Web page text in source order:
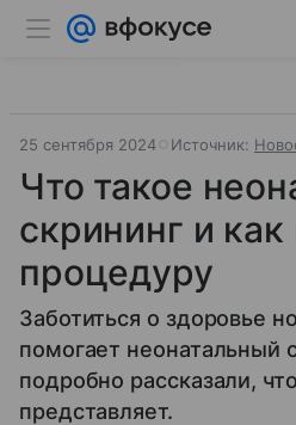
25 сентября 2024 Источник:
Что такое
скрининг и как
процедуру
Заботиться о здоровье
помогает неонатальный
подробно рассказали,
представляет.